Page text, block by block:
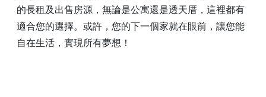
的長租及出售房源，無論是公寓還是透天厝，這裡都有
適合您的選擇。或許，您的下一個家就在眼前，讓您能
自在生活，實現所有夢想！